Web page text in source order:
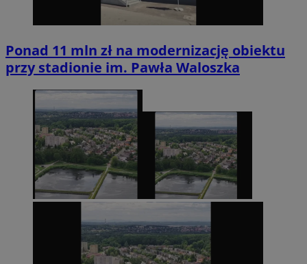
Ponad 11 mln zł na modernizację obiektu
przy stadionie im. Pawła Waloszka